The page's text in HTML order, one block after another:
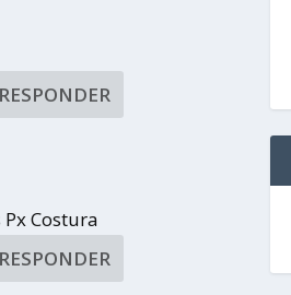
RESPONDER
Costura
RESPONDER